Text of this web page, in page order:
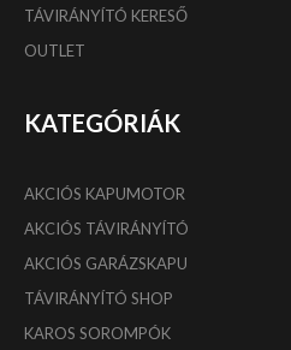
TÁVIRÁNYÍTÓ KERESŐ
OUTLET
KATEGÓRIÁK
AKCIÓS KAPUMOTOR
AKCIÓS TÁVIRÁNYÍTÓ
AKCIÓS GARÁZSKAPU
TÁVIRÁNYÍTÓ SHOP
KAROS SOROMPÓK